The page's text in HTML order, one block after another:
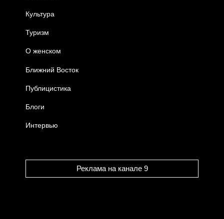
Культура
Туризм
О женском
Ближний Восток
Публицистика
Блоги
Интервью
Реклама на канале 9